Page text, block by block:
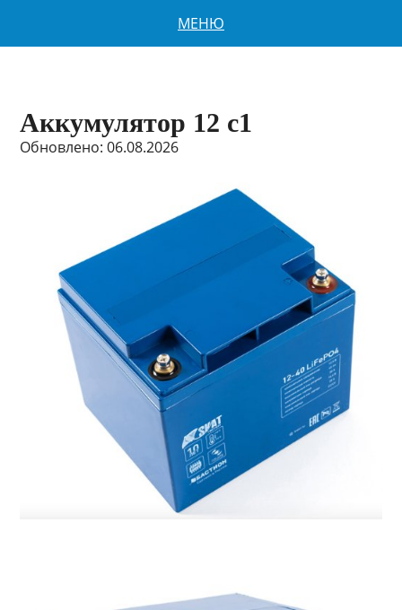
МЕНЮ
Аккумулятор 12 с1
Обновлено: 06.08.2026